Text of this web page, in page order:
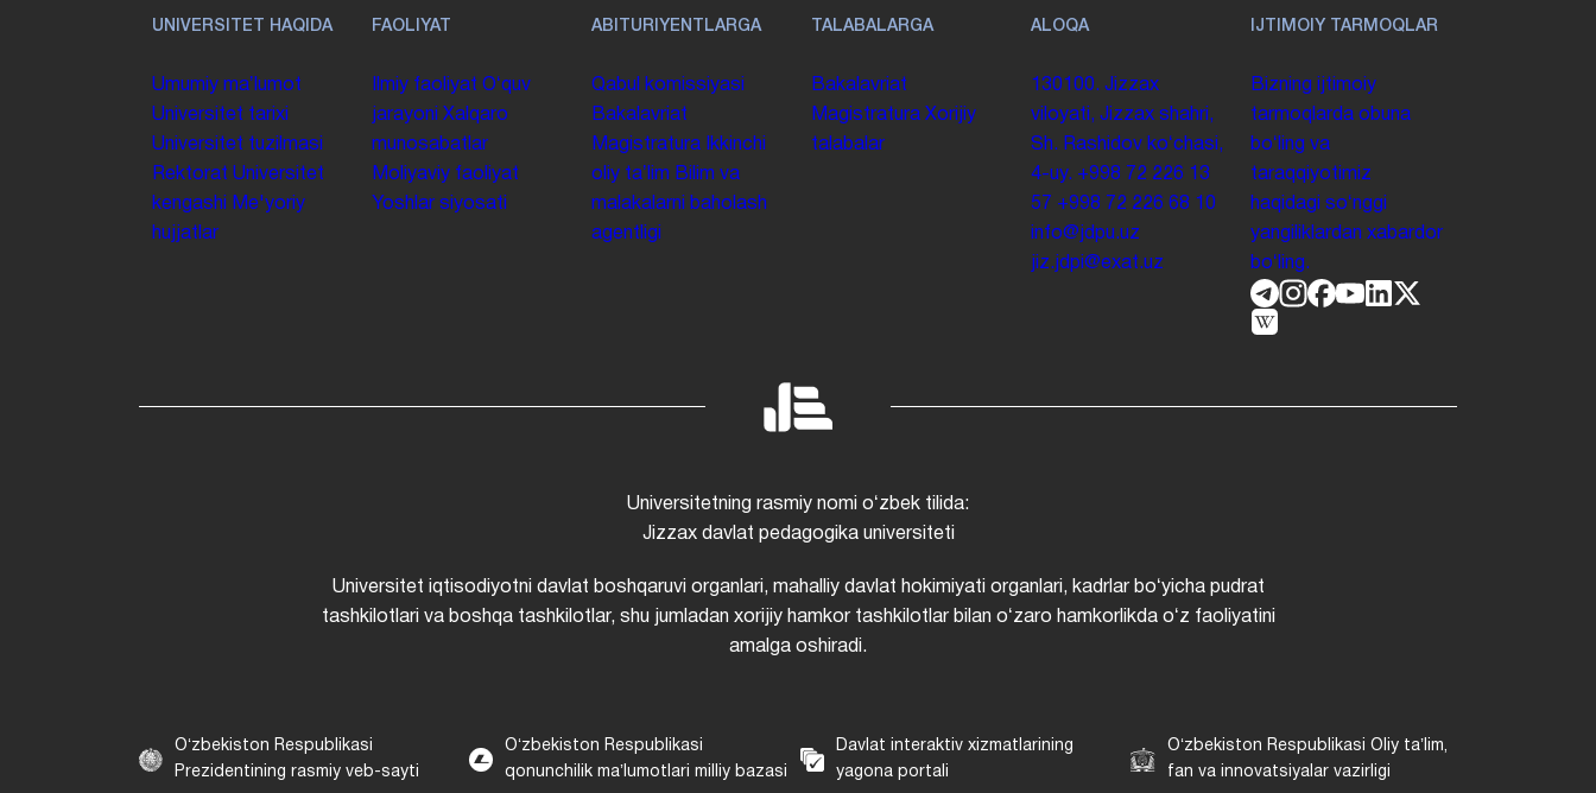
UNIVERSITET HAQIDA
Umumiy maʼlumot
Universitet tarixi
Universitet tuzilmasi
Rektorat Universitet
kengashi
Me'yoriy
hujjatlar
FAOLIYAT
Ilmiy faoliyat Oʻquv
jarayoni Xalqaro
munosabatlar
Moliyaviy faoliyat
Yoshlar siyosati
ABITURIYENTLARGA
Qabul komissiyasi
Bakalavriat
Magistratura
Ikkinchi
oliy taʼlim Bilim va
malakalarni baholash
agentligi
TALABALARGA
Bakalavriat
Magistratura Xorijiy
talabalar
ALOQA
130100. Jizzax
viloyati, Jizzax shahri,
Sh. Rashidov koʻchasi,
4-uy. +998 72 226 13
57 +998 72 226 68 10
info@jdpu.uz
jiz.jdpi@exat.uz
IJTIMOIY TARMOQLAR
Bizning ijtimoiy
tarmoqlarda obuna
boʻling va
taraqqiyotimiz
haqidagi soʻnggi
yangiliklardan xabardor
boʻling.
Universitetning rasmiy nomi oʻzbek tilida:
Jizzax davlat pedagogika universiteti
Universitet iqtisodiyotni davlat boshqaruvi organlari, mahalliy davlat hokimiyati organlari, kadrlar boʻyicha pudrat
tashkilotlari va boshqa tashkilotlar, shu jumladan xorijiy hamkor tashkilotlar bilan oʻzaro hamkorlikda oʻz faoliyatini
amalga oshiradi.
Oʻzbekiston Respublikasi
Prezidentining rasmiy veb-sayti
Oʻzbekiston Respublikasi
qonunchilik maʼlumotlari milliy bazasi
Davlat interaktiv xizmatlarining
yagona portali
Oʻzbekiston Respublikasi Oliy taʼlim,
fan va innovatsiyalar vazirligi